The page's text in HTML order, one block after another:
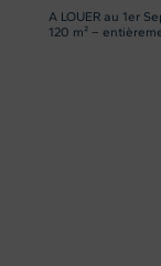
A LOUER au 1er
120 m² –